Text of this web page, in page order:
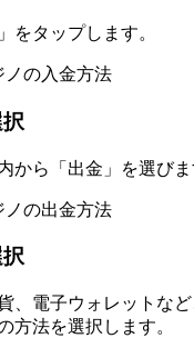
をタップします。
から「出金」を選びま
、電子ウォレットな
方法を選択します。